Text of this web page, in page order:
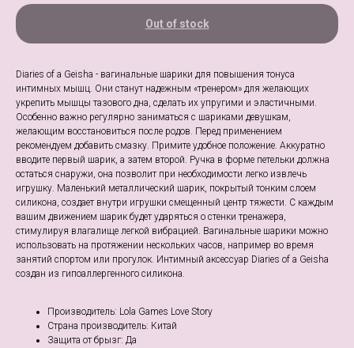
Out of stock
Diaries of a Geisha - вагинальные шарики для повышения тонуса
интимных мышц. Они станут надежным «тренером» для желающих
укрепить мышцы тазового дна, сделать их упругими и эластичными.
Особенно важно регулярно заниматься с шариками девушкам,
желающим восстановиться после родов. Перед применением
рекомендуем добавить смазку. Примите удобное положение. Аккуратно
вводите первый шарик, а затем второй. Ручка в форме петельки должна
остаться снаружи, она позволит при необходимости легко извлечь
игрушку. Маленький металлический шарик, покрытый тонким слоем
силикона, создает внутри игрушки смещенный центр тяжести. С каждым
вашим движением шарик будет ударяться о стенки тренажера,
стимулируя влагалище легкой вибрацией. Вагинальные шарики можно
использовать на протяжении нескольких часов, например во время
занятий спортом или прогулок. Интимный аксессуар Diaries of a Geisha
создан из гипоаллергенного силикона.
Производитель: Lola Games Love Story
Страна производитель: Китай
Защита от брызг: Да